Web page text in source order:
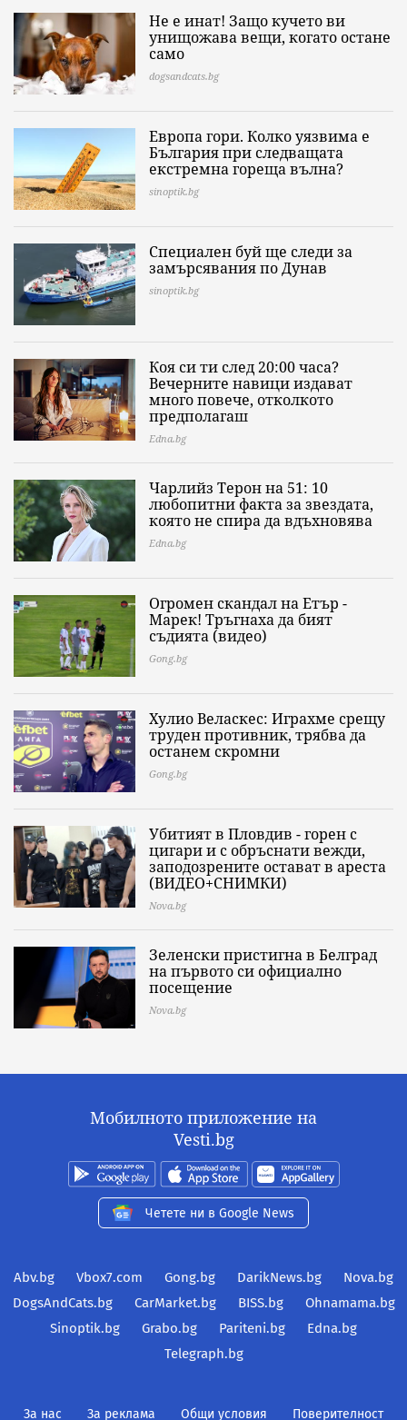
Не е инат! Защо кучето ви
унищожава вещи, когато остане
само
dogsandcats.bg
Европа гори. Колко уязвима е
България при следващата
екстремна гореща вълна?
sinoptik.bg
Специален буй ще следи за
замърсявания по Дунав
sinoptik.bg
Коя си ти след 20:00 часа?
Вечерните навици издават
много повече, отколкото
предполагаш
Edna.bg
Чарлийз Терон на 51: 10
любопитни факта за звездата,
която не спира да вдъхновява
Edna.bg
Огромен скандал на Етър -
Марек! Тръгнаха да бият
съдията (видео)
Gong.bg
Хулио Веласкес: Играхме срещу
труден противник, трябва да
останем скромни
Gong.bg
Убитият в Пловдив - горен с
цигари и с обръснати вежди,
заподозрените остават в ареста
(ВИДЕО+СНИМКИ)
Nova.bg
Зеленски пристигна в Белград
на първото си официално
посещение
Nova.bg
Мобилното приложение на
Vesti.bg
Четете ни в Google News
Abv.bg Vbox7.com Gong.bg DarikNews.bg
Nova.bg
DogsAndCats.bg
CarMarket.bg BISS.bg
Ohnamama.bg
Sinoptik.bg
Grabo.bg Pariteni.bg
Edna.bg
Telegraph.bg
За нас За реклама Общи условия Поверителност